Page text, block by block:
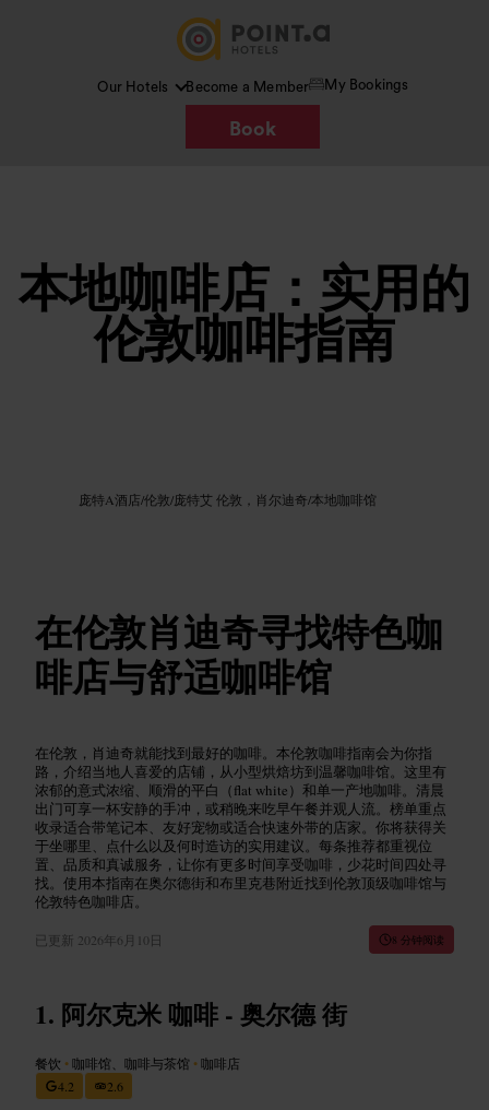
Our Hotels Become a Member My Bookings
Book
本地咖啡店：实用的
伦敦咖啡指南
庞特A酒店/伦敦/庞特艾 伦敦，肖尔迪奇/本地咖啡馆
在伦敦肖迪奇寻找特色咖
啡店与舒适咖啡馆
在伦敦，肖迪奇就能找到最好的咖啡。本伦敦咖啡指南会为你指
路，介绍当地人喜爱的店铺，从小型烘焙坊到温馨咖啡馆。这里有
浓郁的意式浓缩、顺滑的平白（flat white）和单一产地咖啡。清晨
出门可享一杯安静的手冲，或稍晚来吃早午餐并观人流。榜单重点
收录适合带笔记本、友好宠物或适合快速外带的店家。你将获得关
于坐哪里、点什么以及何时造访的实用建议。每条推荐都重视位
置、品质和真诚服务，让你有更多时间享受咖啡，少花时间四处寻
找。使用本指南在奥尔德街和布里克巷附近找到伦敦顶级咖啡馆与
伦敦特色咖啡店。
已更新 2026年6月10日 8 分钟阅读
阿尔克米 咖啡 - 奥尔德 街
餐饮 •咖啡馆、咖啡与茶馆 •咖啡店
4.2
2.6